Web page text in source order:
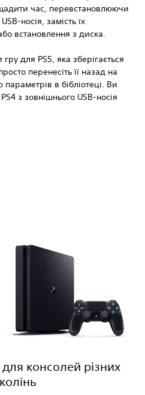
час, перевстановлюючи
носія, замість їх
встановлення з диска.
для PS5, яка зберігається
перенесіть її назад на
в бібліотеці. Ви
з зовнішнього USB-носія
консолей різних